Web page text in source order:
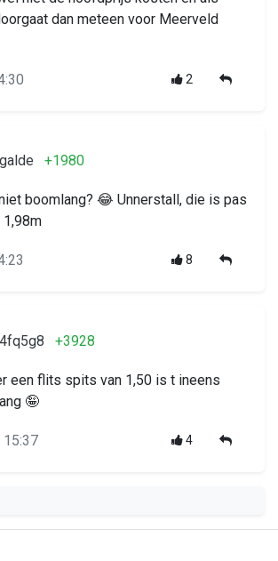
dan meteen voor Meerveld
2
+1980
boomlang? 😂 Unnerstall, die is pas
8
+3928
een flits spits van 1,50 is t ineens
🤪
4